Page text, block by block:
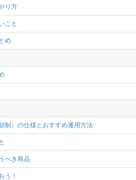
り方
こと
め
制）の仕様とおすすめ運用方法
べき商品
う！